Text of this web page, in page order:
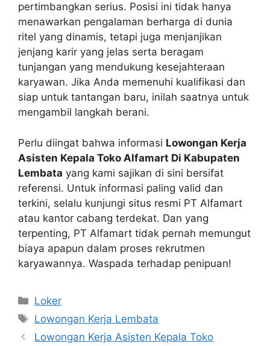
pertimbangkan serius. Posisi ini tidak hanya
menawarkan pengalaman berharga di dunia
ritel yang dinamis, tetapi juga menjanjikan
jenjang karir yang jelas serta beragam
tunjangan yang mendukung kesejahteraan
karyawan. Jika Anda memenuhi kualifikasi dan
siap untuk tantangan baru, inilah saatnya untuk
mengambil langkah berani.
Perlu diingat bahwa informasi Lowongan Kerja
Asisten Kepala Toko Alfamart Di Kabupaten
Lembata yang kami sajikan di sini bersifat
referensi. Untuk informasi paling valid dan
terkini, selalu kunjungi situs resmi PT Alfamart
atau kantor cabang terdekat. Dan yang
terpenting, PT Alfamart tidak pernah memungut
biaya apapun dalam proses rekrutmen
karyawannya. Waspada terhadap penipuan!
Kategori
Loker
Tag
Lowongan Kerja Lembata
Lowongan Kerja Asisten Kepala Toko